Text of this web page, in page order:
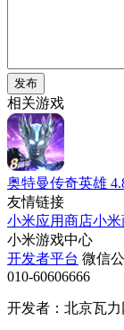
发布
相关游戏
奥特曼传奇英雄
友情链接
小米应用商店小
小米游戏中心
开发者平台 微信
010-60606666
开发者：北京瓦